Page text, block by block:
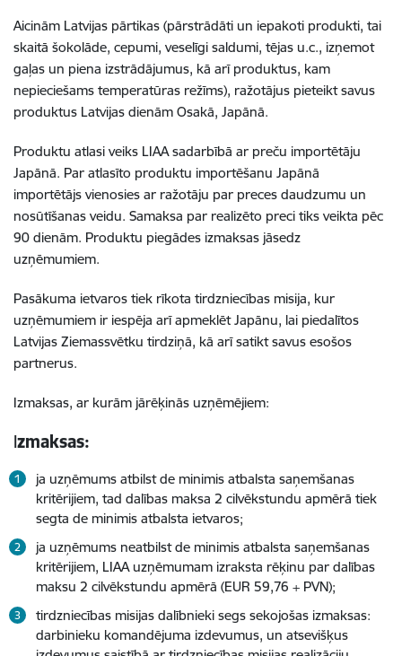
Aicinām Latvijas pārtikas (pārstrādāti un iepakoti produkti, tai
skaitā šokolāde, cepumi, veselīgi saldumi, tējas u.c., izņemot
gaļas un piena izstrādājumus, kā arī produktus, kam
nepieciešams temperatūras režīms), ražotājus pieteikt savus
produktus Latvijas dienām Osakā, Japānā.
Produktu atlasi veiks LIAA sadarbībā ar preču importētāju
Japānā. Par atlasīto produktu importēšanu Japānā
importētājs vienosies ar ražotāju par preces daudzumu un
nosūtīšanas veidu. Samaksa par realizēto preci tiks veikta pēc
90 dienām. Produktu piegādes izmaksas jāsedz
uzņēmumiem.
Pasākuma ietvaros tiek rīkota tirdzniecības misija, kur
uzņēmumiem ir iespēja arī apmeklēt Japānu, lai piedalītos
Latvijas Ziemassvētku tirdziņā, kā arī satikt savus esošos
partnerus.
Izmaksas, ar kurām jārēķinās uzņēmējiem:
Izmaksas:
ja uzņēmums atbilst de minimis atbalsta saņemšanas
kritērijiem, tad dalības maksa 2 cilvēkstundu apmērā tiek
segta de minimis atbalsta ietvaros;
ja uzņēmums neatbilst de minimis atbalsta saņemšanas
kritērijiem, LIAA uzņēmumam izraksta rēķinu par dalības
maksu 2 cilvēkstundu apmērā (EUR 59,76 + PVN);
tirdzniecības misijas dalībnieki segs sekojošas izmaksas:
darbinieku komandējuma izdevumus, un atsevišķus